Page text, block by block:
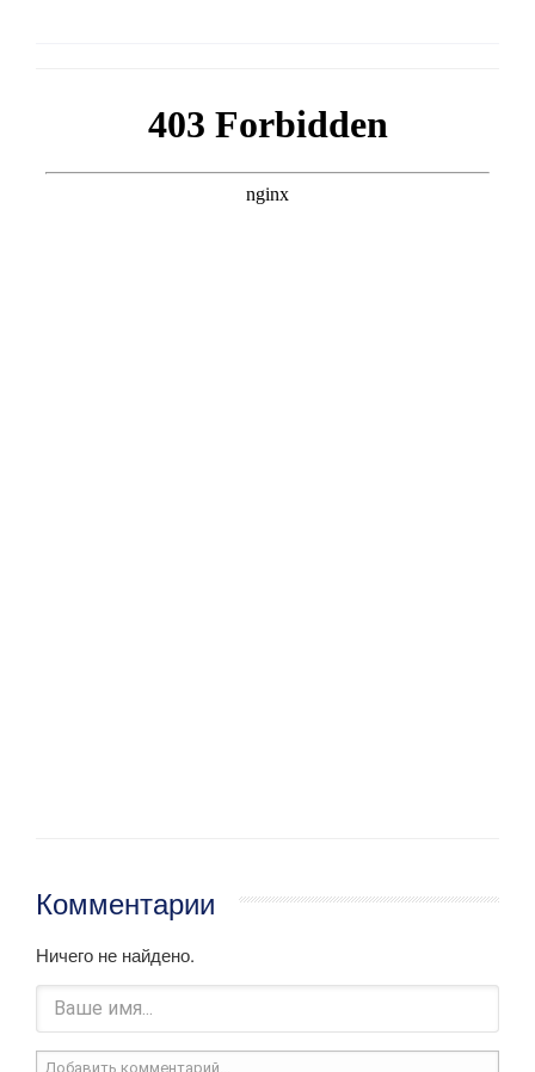
Комментарии
Ничего не найдено.